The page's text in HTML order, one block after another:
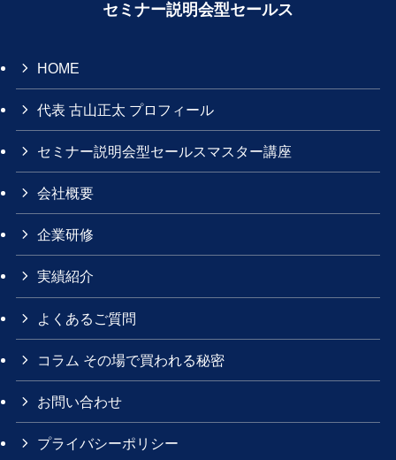
セミナー説明会型セールス
HOME
代表 古山正太 プロフィール
セミナー説明会型セールスマスター講座
会社概要
企業研修
実績紹介
よくあるご質問
コラム その場で買われる秘密
お問い合わせ
プライバシーポリシー